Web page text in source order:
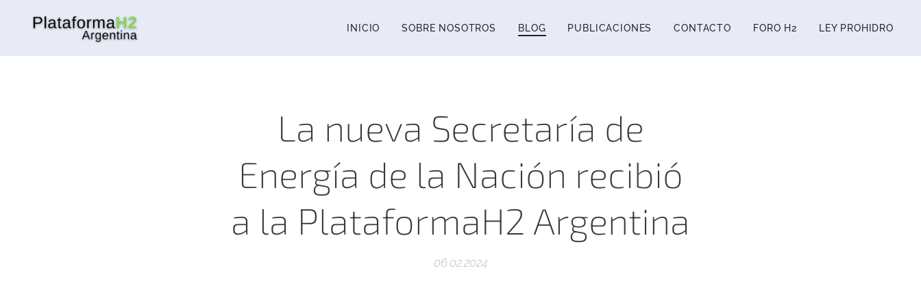
INICIO SOBRE NOSOTROS BLOG PUBLICACIONES CONTACTO FORO H2 LEY PROHIDRO
La nueva Secretaría de
Energía de la Nación recibió
a la PlataformaH2 Argentina
06.02.2024